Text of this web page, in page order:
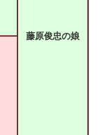
藤原俊忠の娘